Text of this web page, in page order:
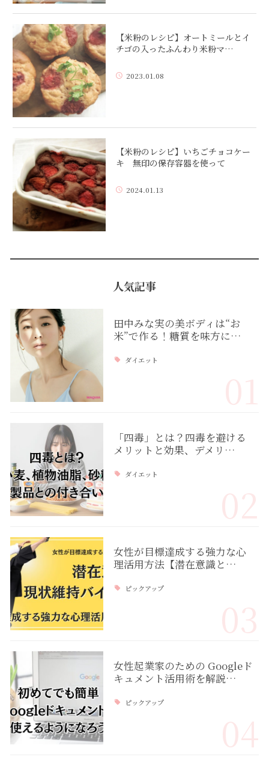
【米粉のレシピ】オートミールとイ
チゴの入ったふんわり米粉マ…
2023.01.08
【米粉のレシピ】いちごチョコケー
キ 無印の保存容器を使って
2024.01.13
人気記事
田中みな実の美ボディは“お
米”で作る！糖質を味方に…
ダイエット
01
「四毒」とは？四毒を避ける
メリットと効果、デメリ…
ダイエット
02
女性が目標達成する強力な心
理活用方法【潜在意識と…
ピックアップ
03
女性起業家のための Googleド
キュメント活用術を解説…
ピックアップ
04